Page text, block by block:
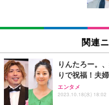
(黒網+黒枠+黒足)
SIHOO B100 オ
ュチェア 人間工
￥27,999
Sezlife オフィス
ワーク チェア 強
能 人間工学 椅子
EIZO ビジネス向
￥109,572
【純正品】27"ゲ
フック付き（CFI-
Amazonベーシッ
x2袋(84枚) ホワ
￥3,234
ネオ・ルーライ
り 単品
関連
りんたろー。
りで祝福！夫
エンタメ
2023.10.18(水) 18:02